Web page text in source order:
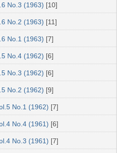
No.3 (1963) [10]
No.2 (1963) [11]
No.1 (1963) [7]
No.4 (1962) [6]
No.3 (1962) [6]
No.2 (1962) [9]
No.1 (1962) [7]
No.4 (1961) [6]
No.3 (1961) [7]